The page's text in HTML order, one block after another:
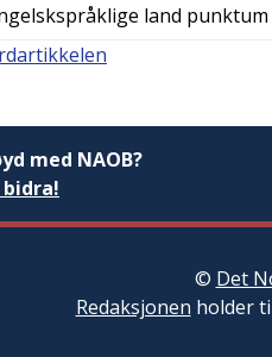
land punktum
med NAOB?
© Det
Redaksjonen holder